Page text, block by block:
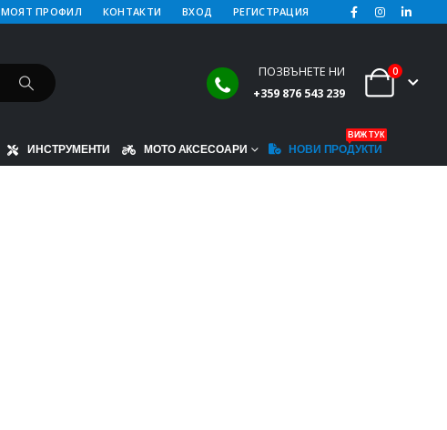
МОЯТ ПРОФИЛ КОНТАКТИ ВХОД РЕГИСТРАЦИЯ
ПОЗВЪНЕТЕ НИ
+359 876 543 239
0
ИНСТРУМЕНТИ МОТО АКСЕСОАРИ НОВИ ПРОДУКТИ
ВИЖ ТУК